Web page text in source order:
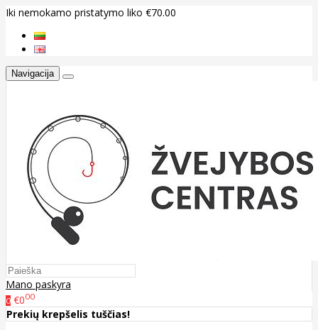
Iki nemokamo pristatymo liko €70.00
Navigacija
Mano paskyra
0 €000
Prekių krepšelis tuščias!